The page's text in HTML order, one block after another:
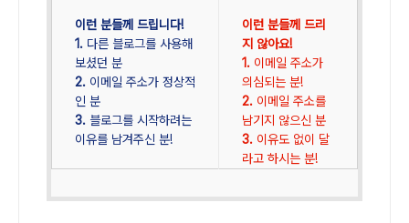
이런 분들께 드립니다!
1. 다른 블로그를 사용해
보셨던 분
2. 이메일 주소가 정상적
인 분
3. 블로그를 시작하려는
이유를 남겨주신 분!
이런 분들께 드리
지 않아요!
1. 이메일 주소가
의심되는 분!
2. 이메일 주소를
남기지 않으신 분
3. 이유도 없이 달
라고 하시는 분!